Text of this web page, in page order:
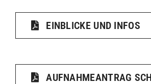
EINBLICKE UND INFOS
AUFNAHMEANTRAG